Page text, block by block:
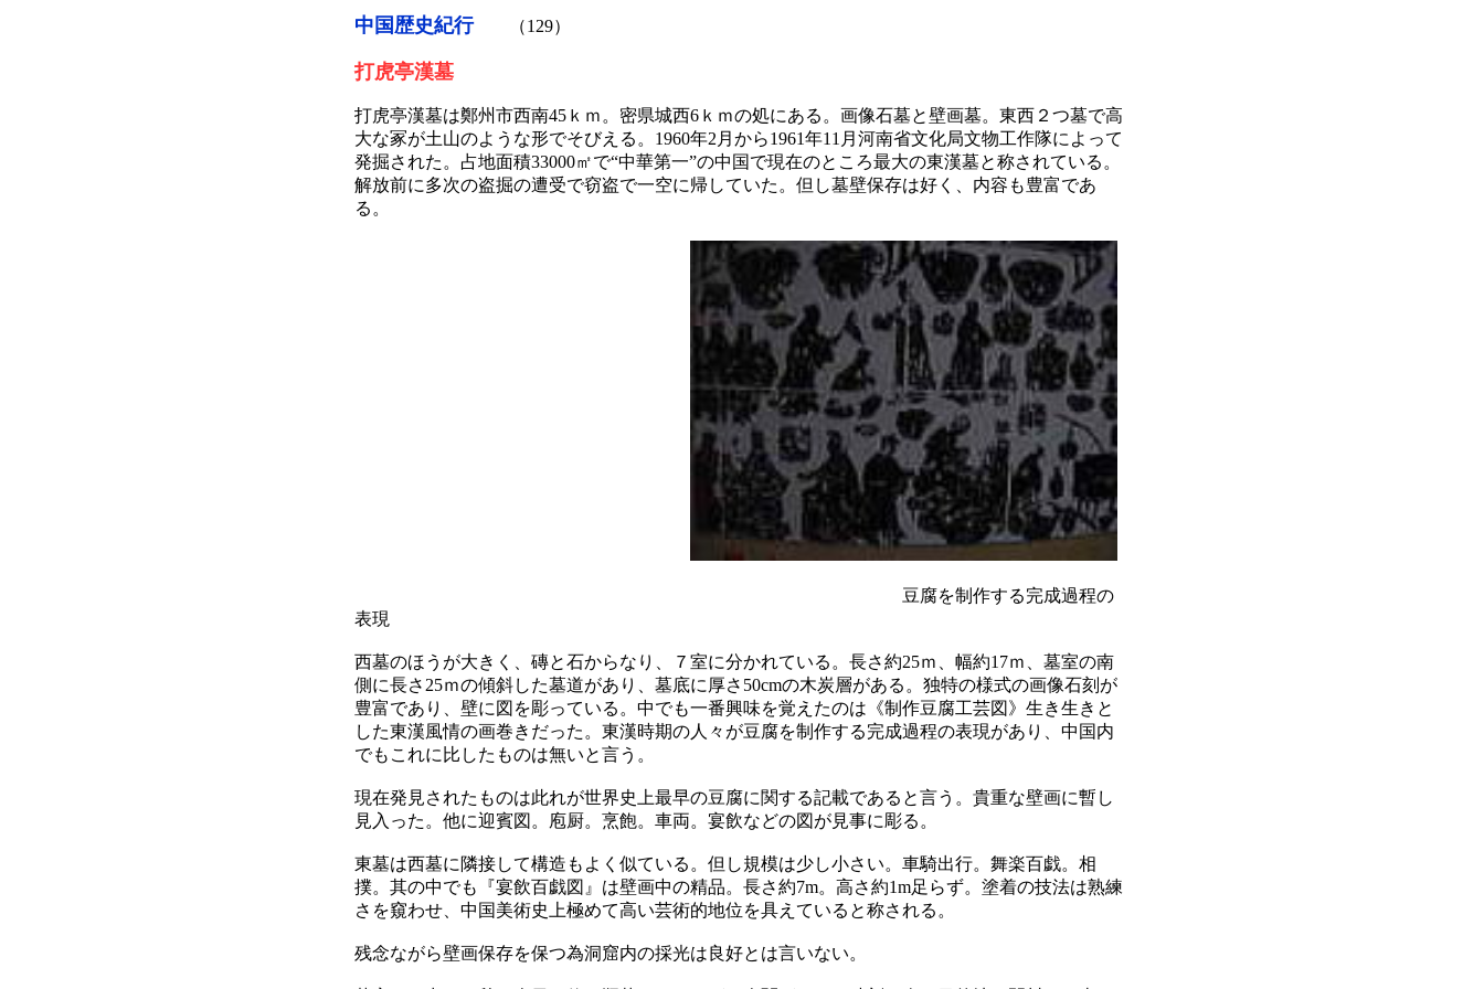
中国歴史紀行（129）
打虎亭漢墓
打虎亭漢墓は鄭州市西南45ｋｍ。密県城西6ｋｍの処にある。画像石墓と壁画墓。東西２つ墓で高
大な冢が土山のような形でそびえる。1960年2月から1961年11月河南省文化局文物工作隊によって
発掘された。占地面積33000㎡で“中華第一”の中国で現在のところ最大の東漢墓と称されている。
解放前に多次の盗掘の遭受で窃盗で一空に帰していた。但し墓壁保存は好く、内容も豊富であ
る。
豆腐を制作する完成過程の
表現
西墓のほうが大きく、磚と石からなり、７室に分かれている。長さ約25ｍ、幅約17ｍ、墓室の南
側に長さ25ｍの傾斜した墓道があり、墓底に厚さ50cmの木炭層がある。独特の様式の画像石刻が
豊富であり、壁に図を彫っている。中でも一番興味を覚えたのは《制作豆腐工芸図》生き生きと
した東漢風情の画巻きだった。東漢時期の人々が豆腐を制作する完成過程の表現があり、中国内
でもこれに比したものは無いと言う。
現在発見されたものは此れが世界史上最早の豆腐に関する記載であると言う。貴重な壁画に暫し
見入った。他に迎賓図。庖厨。烹飽。車両。宴飲などの図が見事に彫る。
東墓は西墓に隣接して構造もよく似ている。但し規模は少し小さい。車騎出行。舞楽百戯。相
撲。其の中でも『宴飲百戯図』は壁画中の精品。長さ約7m。高さ約1m足らず。塗着の技法は熟練
さを窺わせ、中国美術史上極めて高い芸術的地位を具えていると称される。
残念ながら壁画保存を保つ為洞窟内の採光は良好とは言いない。